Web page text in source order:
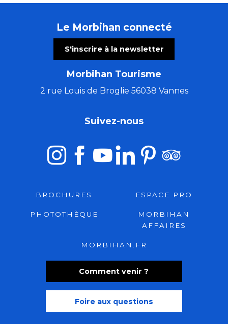
Le Morbihan connecté
S'inscrire à la newsletter
Morbihan Tourisme
2 rue Louis de Broglie 56038 Vannes
Comment venir ?
Foire aux questions
Suivez-nous
BROCHURES ESPACE PRO
PHOTOTHÈQUE
MORBIHAN
AFFAIRES
MORBIHAN.FR